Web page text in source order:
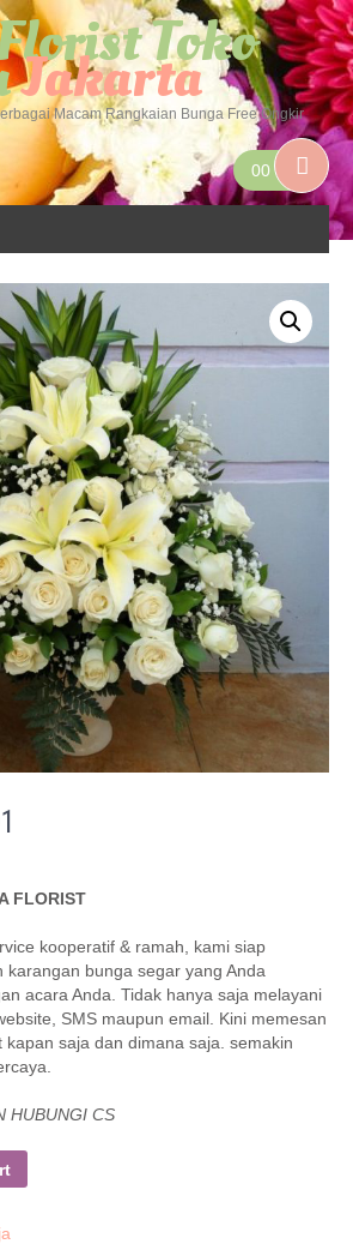
Toko
Jakarta
Macam Rangkaian Bunga Free Ongkir
00
FLORIST
kooperatif & ramah, kami siap
karangan bunga segar yang Anda
acara Anda. Tidak hanya saja melayani
SMS maupun email. Kini memesan
kapan saja dan dimana saja. semakin
HUBUNGI CS